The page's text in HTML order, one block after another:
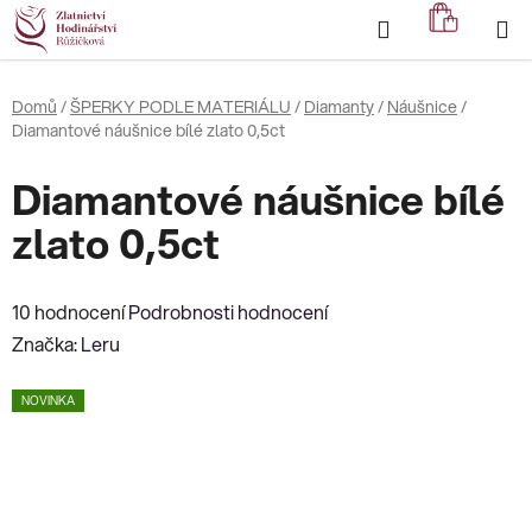
Přejít
na
obsah
Hledat
KOŠÍK
Domů /ŠPERKY PODLE MATERIÁLU / Diamanty/ Náušnice/
Diamantové náušnice bílé zlato 0,5ct
Diamantové náušnice bílé
zlato 0,5ct
Průměrné
hodnocení
je
10 hodnoceníPodrobnosti hodnocení
Značka:Leru
NOVINKA